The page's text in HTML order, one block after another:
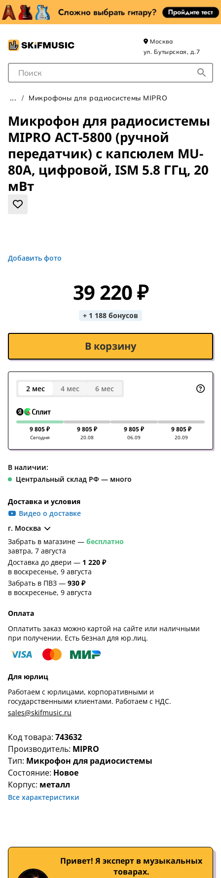
Поле для Поиска
Москва
ул. Бутырская, д.7
Микрофоны для радиосистемы MIPRO
Микрофон для радиосистемы
MIPRO ACT-5800 (ручной
передатчик) с капсюлем MU-
80A, цифровой, ISM 5.8 ГГц, 20
мВт
Добавить фото
Код товара: 743632
Производитель: MIPRO
Тип: Микрофон для радиосистемы
Состояние: Новое
Корпус: металл
Все характеристики
39 220 ₽
+ 1 188 бонусов
В корзину
2 мес 4 мес 6 мес
9 805 ₽
Сегодня
9 805 ₽
20.08
9 805 ₽
06.09
9 805 ₽
20.09
В наличии:
Центральный склад РФ — много
Доставка и условия
Видео о доставке
г. Москва
Забрать в магазине — бесплатно
завтра, 7 августа
Доставка до двери — 1 220 ₽
в воскресенье, 9 августа
Забрать в ПВЗ — 930 ₽
в воскресенье, 9 августа
Оплата
Оплатить заказ можно картой на сайте или наличными
при получении. Есть безнал для юр.лиц.
Для юрлиц
Работаем с юрлицами, корпоративными и
государственными клиентами. Работаем с НДС.
sales@skifmusic.ru
Привет! Я эксперт в музыкальных
товарах.